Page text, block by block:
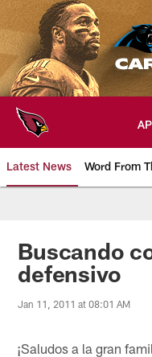
Skip
to
main
content
Latest News Word From
Arizona
Buscando
defensivo
Jan 11, 2011 at 08:01 AM
¡Saludos a la gran